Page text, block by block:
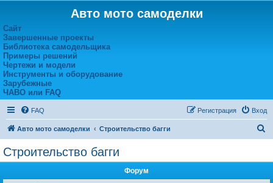
Авто мото самоделки
Сайт
Завершенные проекты
Библиотека самодельщика
Примеры решений
Чертежи и модели
Инструменты и оборудование
Зарубежные
ЧАВО или FAQ
FAQ Вход
Регистрация
Авто мото самоделки Строительство багги
Строительство багги
Форум